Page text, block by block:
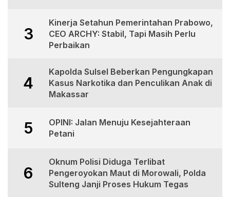
3
Kinerja Setahun Pemerintahan Prabowo,
CEO ARCHY: Stabil, Tapi Masih Perlu
Perbaikan
4
Kapolda Sulsel Beberkan Pengungkapan
Kasus Narkotika dan Penculikan Anak di
Makassar
5
OPINI: Jalan Menuju Kesejahteraan
Petani
6
Oknum Polisi Diduga Terlibat
Pengeroyokan Maut di Morowali, Polda
Sulteng Janji Proses Hukum Tegas